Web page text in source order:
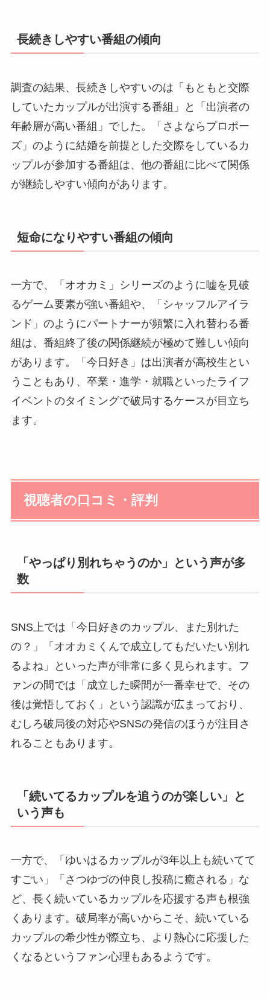
長続きしやすい番組の傾向
調査の結果、長続きしやすいのは「もともと交際
していたカップルが出演する番組」と「出演者の
年齢層が高い番組」でした。「さよならプロポー
ズ」のように結婚を前提とした交際をしているカ
ップルが参加する番組は、他の番組に比べて関係
が継続しやすい傾向があります。
短命になりやすい番組の傾向
一方で、「オオカミ」シリーズのように嘘を見破
るゲーム要素が強い番組や、「シャッフルアイラ
ンド」のようにパートナーが頻繁に入れ替わる番
組は、番組終了後の関係継続が極めて難しい傾向
があります。「今日好き」は出演者が高校生とい
うこともあり、卒業・進学・就職といったライフ
イベントのタイミングで破局するケースが目立ち
ます。
視聴者の口コミ・評判
「やっぱり別れちゃうのか」という声が多
数
SNS上では「今日好きのカップル、また別れた
の？」「オオカミくんで成立してもだいたい別れ
るよね」といった声が非常に多く見られます。フ
ァンの間では「成立した瞬間が一番幸せで、その
後は覚悟しておく」という認識が広まっており、
むしろ破局後の対応やSNSの発信のほうが注目さ
れることもあります。
「続いてるカップルを追うのが楽しい」と
いう声も
一方で、「ゆいはるカップルが3年以上も続いてて
すごい」「さつゆづの仲良し投稿に癒される」な
ど、長く続いているカップルを応援する声も根強
くあります。破局率が高いからこそ、続いている
カップルの希少性が際立ち、より熱心に応援した
くなるというファン心理もあるようです。